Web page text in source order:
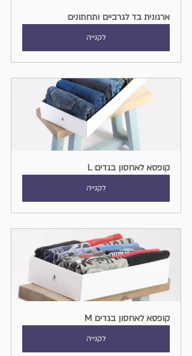
ארגונית בד לגרביים ותחתונים
לקנייה
קופסא לאחסון בגדים L
לקנייה
קופסא לאחסון בגדים M
לקנייה